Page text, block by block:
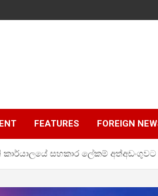
FEATURES FOREIGN
සහකාර ලේකම් අත්අඩංගුවට